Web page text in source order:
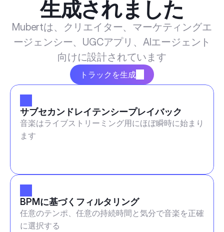
生成されました
Mubertは、クリエイター、マーケティングエ
ージェンシー、UGCアプリ、AIエージェント
向けに設計されています
トラックを生成
サブセカンドレイテンシープレイバック
音楽はライブストリーミング用にほぼ瞬時に始まり
ます
BPMに基づくフィルタリング
任意のテンポ、任意の持続時間と気分で音楽を正確
に選択する